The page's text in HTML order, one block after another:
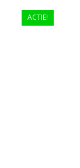
ACTIE!